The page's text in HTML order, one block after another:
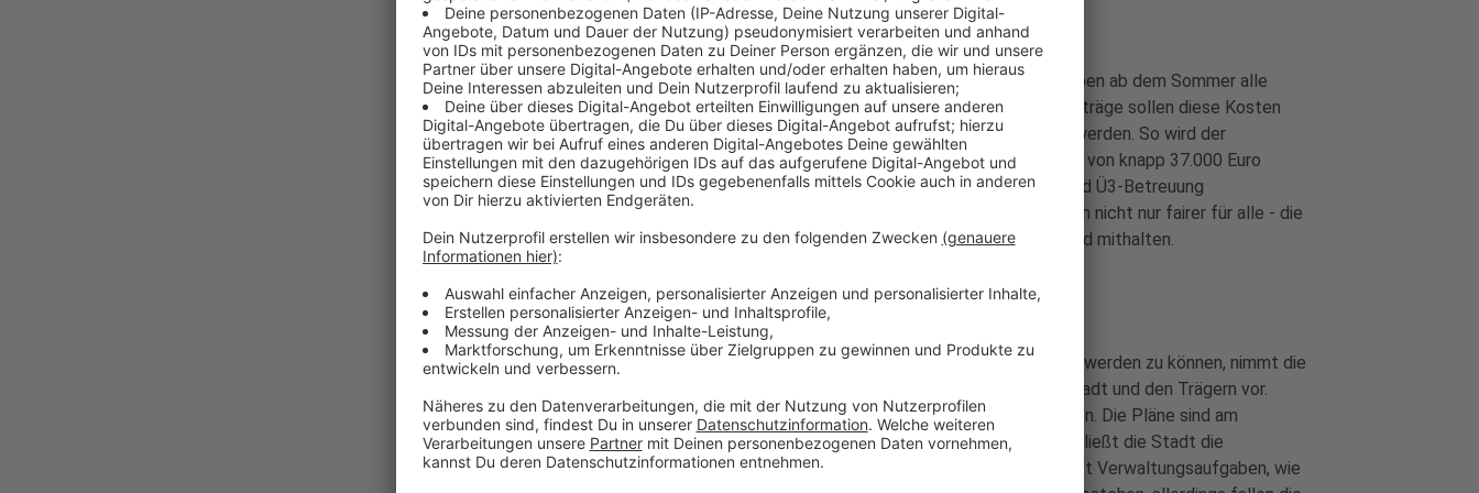
Der OGS-Ausbau kommt die Stadt teuer zu stehen - immerhin haben ab dem Sommer alle
Kinder in der 1. Klasse anspruch auf einen OGS-Platz. Die Kita-Beiträge sollen diese Kosten
decken. Gleichzeitig sollen die Beiträge transparenter und fairer werden. So wird der
Freibetrag für Eltern angehoben. Erst ab einem Jahreseinkommen von knapp 37.000 Euro
werden Beiträge fällig. Außerdem wird nicht mehr zwischen U3 und Ü3-Betreuung
unterschieden. Laut Stadtverwaltung wird der Kitabesuch dadurch nicht nur fairer für alle - die
Kitas in der Stadt könnten so auch besser mit den Kitas im Umland mithalten.
Anzeige
Um dem Rechtsanspruch auf einen OGS-Platz für Kinder gerecht werden zu können, nimmt die
Stadt Änderungen in den Kooperationsverträgen zwischen der Stadt und den Trägern vor.
Demnach sollen die Träger entlastet werden, um Kosten zu sparen. Die Pläne sind am
Mittwoch auch Thema im Hauptausschuss der Stadt. Künftig schließt die Stadt die
Betreuungsverträge direkt mit den Eltern ab und übernimmt selbst Verwaltungsaufgaben, wie